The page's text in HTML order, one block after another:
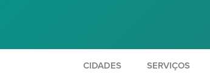
CIDADES SERVIÇOS